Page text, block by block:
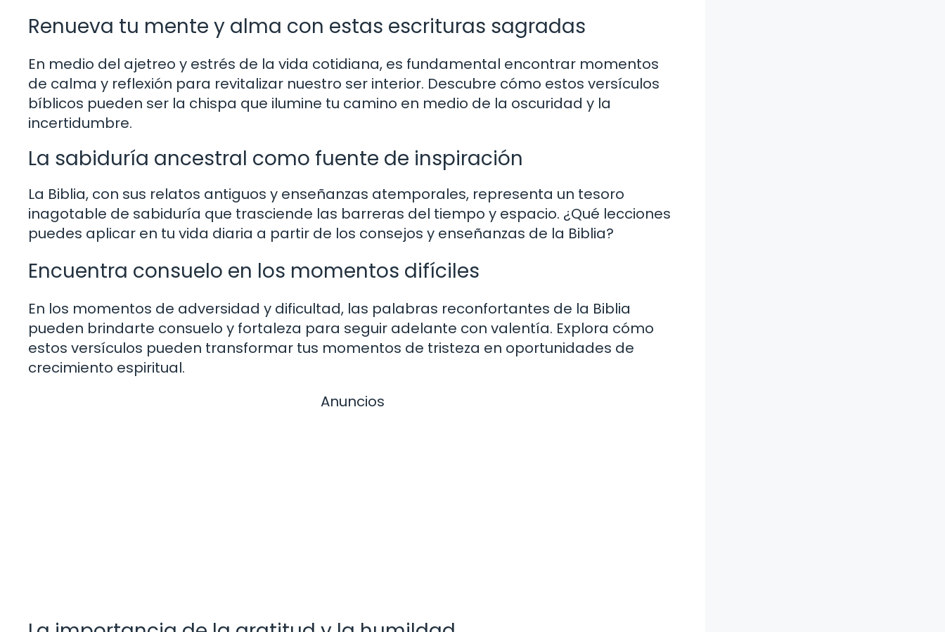
Renueva tu mente y alma con estas escrituras sagradas
En medio del ajetreo y estrés de la vida cotidiana, es fundamental encontrar momentos
de calma y reflexión para revitalizar nuestro ser interior. Descubre cómo estos versículos
bíblicos pueden ser la chispa que ilumine tu camino en medio de la oscuridad y la
incertidumbre.
La sabiduría ancestral como fuente de inspiración
La Biblia, con sus relatos antiguos y enseñanzas atemporales, representa un tesoro
inagotable de sabiduría que trasciende las barreras del tiempo y espacio. ¿Qué lecciones
puedes aplicar en tu vida diaria a partir de los consejos y enseñanzas de la Biblia?
Encuentra consuelo en los momentos difíciles
En los momentos de adversidad y dificultad, las palabras reconfortantes de la Biblia
pueden brindarte consuelo y fortaleza para seguir adelante con valentía. Explora cómo
estos versículos pueden transformar tus momentos de tristeza en oportunidades de
crecimiento espiritual.
Anuncios